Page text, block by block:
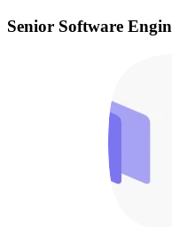
Senior Software